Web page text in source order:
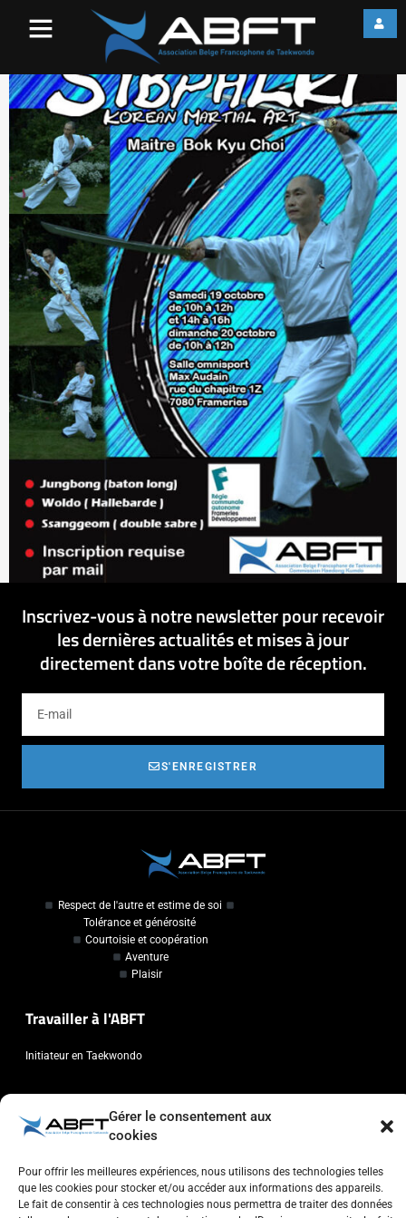
Gérer le consentement aux
cookies
Pour offrir les meilleures expériences, nous utilisons des technologies telles
que les cookies pour stocker et/ou accéder aux informations des appareils.
Le fait de consentir à ces technologies nous permettra de traiter des données
Haedong Kumdo
Inscrivez-vous à notre newsletter pour recevoir
les dernières actualités et mises à jour
directement dans votre boîte de réception.
S'ENREGISTRER
Respect de l'autre et estime de soi
Tolérance et générosité
Courtoisie et coopération
Aventure
Plaisir
Travailler à l'ABFT
Initiateur en Taekwondo
Contact
Association Belge Francophone de Taekwondo
info@abft.be
+32 (0)2 347 34 77